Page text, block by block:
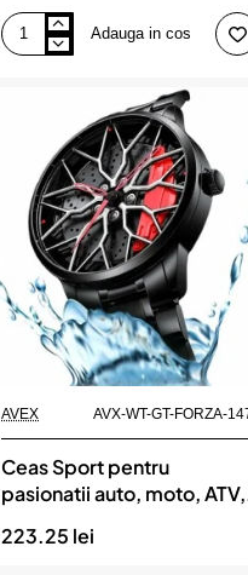
Set
noapte
ceata
HD
VISION
Adauga in cos
Momentan indisponibil
AVEX AVX-WT-GT-FORZA-
Ceas Sport pentru
pasionatii auto, moto, ATV,
1472, culoare rosu + negru
223.25 lei